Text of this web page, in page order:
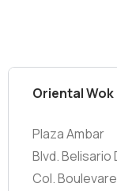
Oriental Wok
Plaza Ambar
Blvd. Belisario
Col.